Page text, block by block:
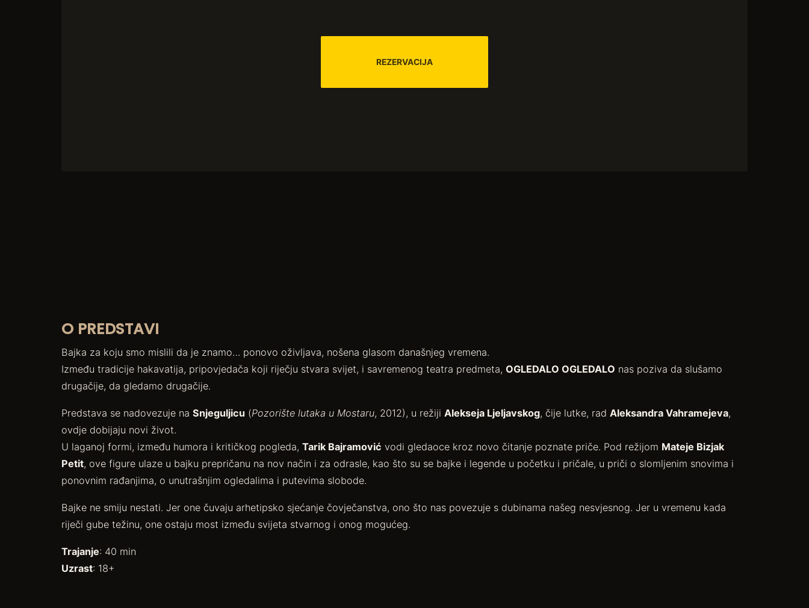
O PREDSTAVI
Bajka za koju smo mislili da je znamo… ponovo oživljava, nošena glasom današnjeg vremena.
Između tradicije hakavatija, pripovjedača koji riječju stvara svijet, i savremenog teatra predmeta, OGLEDALO OGLEDALO nas poziva da slušamo
drugačije, da gledamo drugačije.
Predstava se nadovezuje na Snjeguljicu (Pozorište lutaka u Mostaru, 2012), u režiji Alekseja Ljeljavskog, čije lutke, rad Aleksandra Vahramejeva,
ovdje dobijaju novi život.
U laganoj formi, između humora i kritičkog pogleda, Tarik Bajramović vodi gledaoce kroz novo čitanje poznate priče. Pod režijom Mateje Bizjak
Petit, ove figure ulaze u bajku prepričanu na nov način i za odrasle, kao što su se bajke i legende u početku i pričale, u priči o slomljenim snovima i
ponovnim rađanjima, o unutrašnjim ogledalima i putevima slobode.
Bajke ne smiju nestati. Jer one čuvaju arhetipsko sjećanje čovječanstva, ono što nas povezuje s dubinama našeg nesvjesnog. Jer u vremenu kada
riječi gube težinu, one ostaju most između svijeta stvarnog i onog mogućeg.
Trajanje: 40 min
Uzrast: 18+
REZERVACIJA